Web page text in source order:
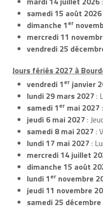
samedi 15 août 2026
dimanche 1er
mercredi 11
vendredi 25
Jours fériés 2027 à
vendredi 1er janvier
lundi 29 mars 2027:
samedi 1er mai 2027
jeudi 6 mai 2027:
samedi 8 mai 2027:
lundi 17 mai 2027:
mercredi 14 juillet
dimanche 15 août
lundi 1er novembre
jeudi 11 novembre
samedi 25